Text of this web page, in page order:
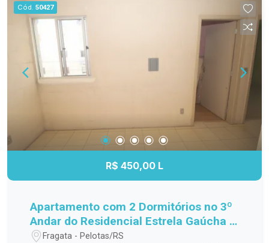
Cód. 50427
R$ 450,00 L
Apartamento com 2 Dormitórios no 3º
Andar do Residencial Estrela Gaúcha -
Excelente Localização
Fragata - Pelotas/RS